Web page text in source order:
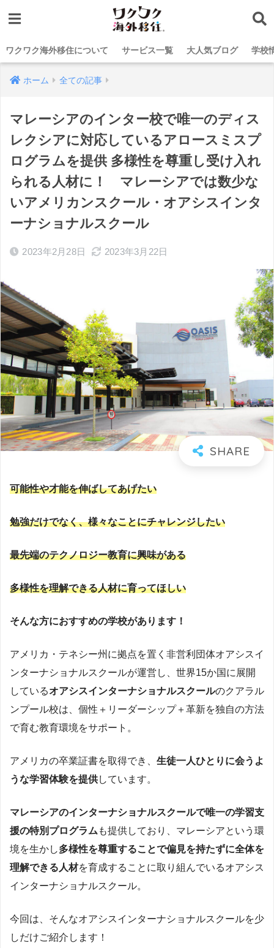
ワクワク海外移住について サービス一覧 大人気ブログ 学校
ホーム 全ての記事
マレーシアのインター校で唯一のディス
レクシアに対応しているアロースミスプ
ログラムを提供 多様性を尊重し受け入れ
られる人材に！ マレーシアでは数少な
いアメリカンスクール・オアシスインタ
ーナショナルスクール
2023年2月28日 2023年3月22日
可能性や才能を伸ばしてあげたい
勉強だけでなく、様々なことにチャレンジしたい
最先端のテクノロジー教育に興味がある
多様性を理解できる人材に育ってほしい
そんな方におすすめの学校があります！
アメリカ・テネシー州に拠点を置く非営利団体オアシスイ
ンターナショナルスクールが運営し、世界15か国に展開
しているオアシスインターナショナルスクールのクアラル
ンプール校は、個性＋リーダーシップ＋革新を独自の方法
で育む教育環境をサポート。
アメリカの卒業証書を取得でき、 生徒一人ひとりに会うよ
うな学習体験を提供しています。
マレーシアのインターナショナルスクールで唯一の学習支
援の特別プログラム も提供しており、マレーシアという環
境を生かし多様性を尊重することで偏見を持たずに全体を
理解できる人材を育成することに取り組んでいるオアシス
インターナショナルスクール。
今回は、そんなオアシスインターナショナルスクールを少
しだけご紹介します！